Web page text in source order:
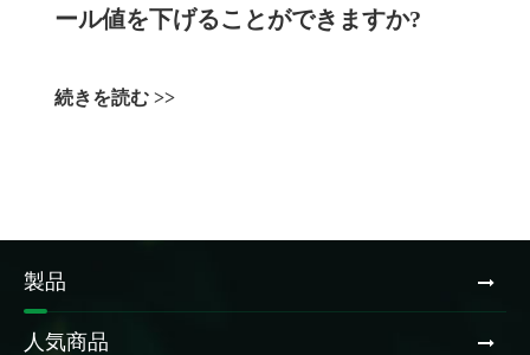
ール値を下げることができますか?
続きを読む >>
製品
人気商品